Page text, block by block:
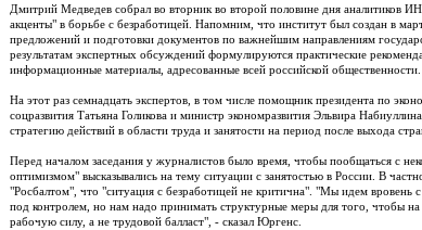
Дмитрий Медведев собрал во вторник во второй половине дня аналитиков
акценты" в борьбе с безработицей. Напомним, что институт был создан в
предложений и подготовки документов по важнейшим направлениям
результатам экспертных обсуждений формулируются практические
информационные материалы, адресованные всей российской общественности.
На этот раз семнадцать экспертов, в том числе помощник президента по
соцразвития Татьяна Голикова и министр экономразвития Эльвира
стратегию действий в области труда и занятости на период после выхода
Перед началом заседания у журналистов было время, чтобы пообщаться с
оптимизмом" высказывались на тему ситуации с занятостью в России. В
"Росбалтом", что "ситуация с безработицей не критична". "Мы идем
под контролем, но нам надо принимать структурные меры для того, чтобы
рабочую силу, а не трудовой балласт", - сказал Юргенс.